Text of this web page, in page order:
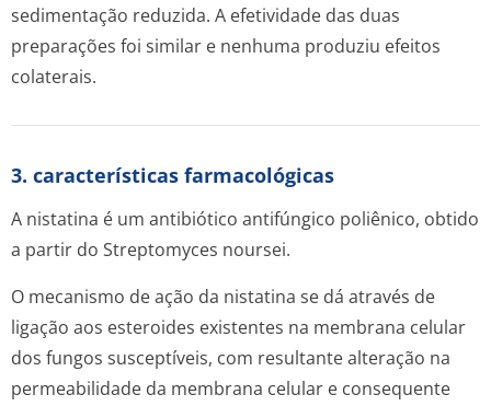
sedimentação reduzida. A efetividade das duas
preparações foi similar e nenhuma produziu efeitos
colaterais.
3. características farmacológicas
A nistatina é um antibiótico antifúngico poliênico, obtido
a partir do Streptomyces noursei.
O mecanismo de ação da nistatina se dá através de
ligação aos esteroides existentes na membrana celular
dos fungos susceptíveis, com resultante alteração na
permeabilidade da membrana celular e consequente